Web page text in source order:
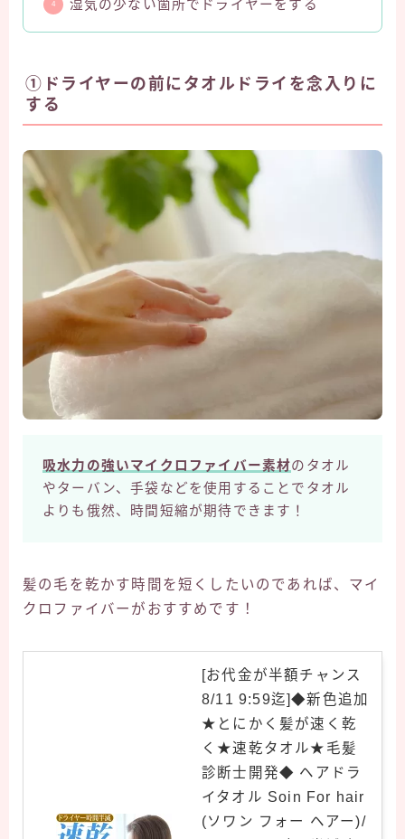
湿気の少ない箇所でドライヤーをする
①ドライヤーの前にタオルドライを念入りに
する
吸水力の強いマイクロファイバー素材のタオル
やターバン、手袋などを使用することでタオル
よりも俄然、時間短縮が期待できます！
髪の毛を乾かす時間を短くしたいのであれば、マイ
クロファイバーがおすすめです！
[お代金が半額チャンス
8/11 9:59迄]◆新色追加
★とにかく髪が速く乾
く★速乾タオル★毛髪
診断士開発◆ ヘアドラ
イタオル Soin For hair
(ソワン フォー ヘアー)/